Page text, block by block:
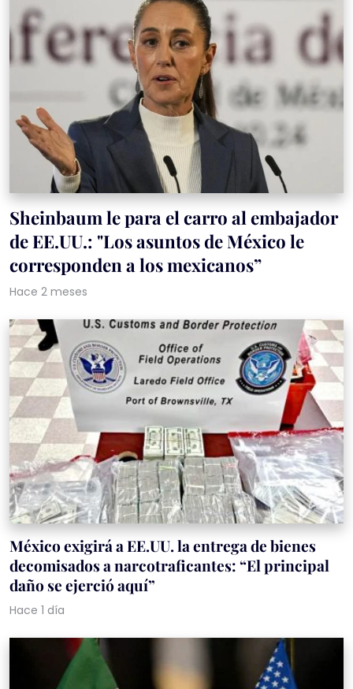
Sheinbaum le para el carro al embajador
de EE.UU.: "Los asuntos de México le
corresponden a los mexicanos”
Hace 2 meses
México exigirá a EE.UU. la entrega de bienes
decomisados a narcotraficantes: “El principal
daño se ejerció aquí”
Hace 1 día